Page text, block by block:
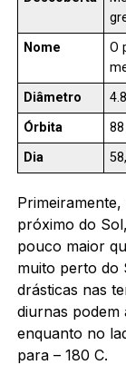
Nome
O
Diâmetro
Órbita
Dia
próximo do
pouco maior
muito perto do
drásticas nas
diurnas podem
enquanto no
para – 180 C.